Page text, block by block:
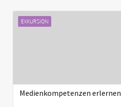
EXKURSION
Medienkompetenzen erlernen